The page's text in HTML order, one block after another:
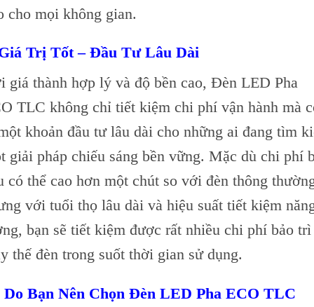
cho mọi không gian.
Trị Tốt – Đầu Tư Lâu Dài
giá thành hợp lý và độ bền cao, Đèn LED Pha
TLC không chỉ tiết kiệm chi phí vận hành mà
khoản đầu tư lâu dài cho những ai đang tìm
giải pháp chiếu sáng bền vững. Mặc dù chi phí
có thể cao hơn một chút so với đèn thông
với tuổi thọ lâu dài và hiệu suất tiết kiệm
bạn sẽ tiết kiệm được rất nhiều chi phí bảo
thế đèn trong suốt thời gian sử dụng.
Bạn Nên Chọn Đèn LED Pha ECO TLC